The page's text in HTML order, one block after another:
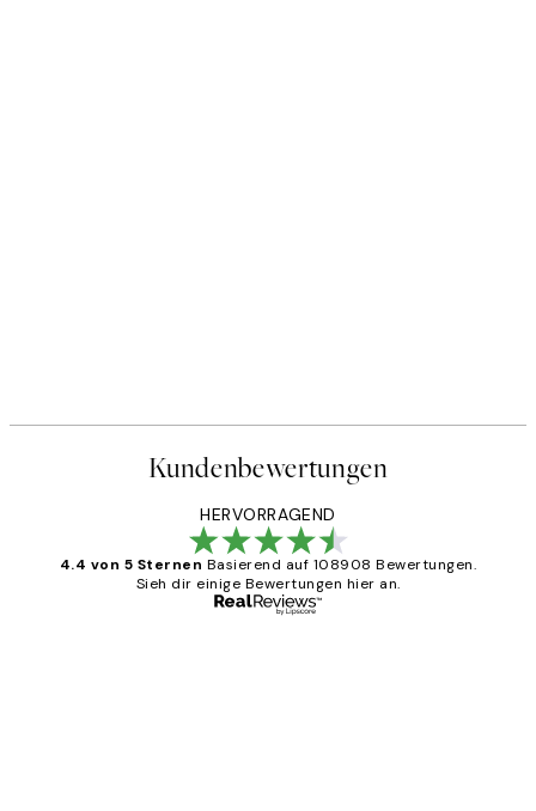
Kundenbewertungen
HERVORRAGEND
4.4 von 5 Sternen Basierend auf 108908 Bewertungen.
Sieh dir einige Bewertungen hier an.